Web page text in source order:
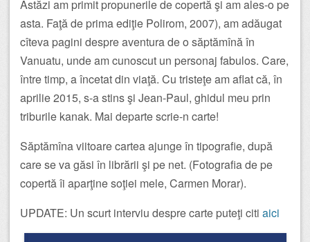
Astăzi am primit propunerile de copertă şi am ales-o pe
asta. Faţă de prima ediţie Polirom, 2007), am adăugat
cîteva pagini despre aventura de o săptămînă în
Vanuatu, unde am cunoscut un personaj fabulos. Care,
între timp, a încetat din viaţă. Cu tristeţe am aflat că, în
aprilie 2015, s-a stins şi Jean-Paul, ghidul meu prin
triburile kanak. Mai departe scrie-n carte!
Săptămîna viitoare cartea ajunge în tipografie, după
care se va găsi în librării şi pe net. (Fotografia de pe
copertă îi aparţine soţiei mele, Carmen Morar).
UPDATE: Un scurt interviu despre carte puteţi citi aici